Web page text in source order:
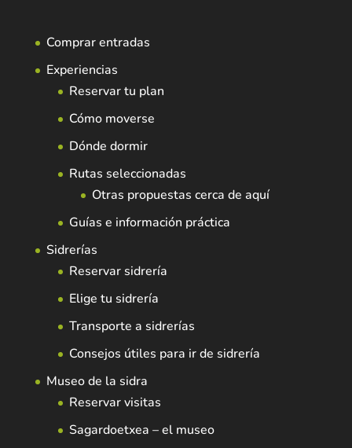
Comprar entradas
Experiencias
Reservar tu plan
Cómo moverse
Dónde dormir
Rutas seleccionadas
Otras propuestas cerca de aquí
Guías e información práctica
Sidrerías
Reservar sidrería
Elige tu sidrería
Transporte a sidrerías
Consejos útiles para ir de sidrería
Museo de la sidra
Reservar visitas
Sagardoetxea – el museo